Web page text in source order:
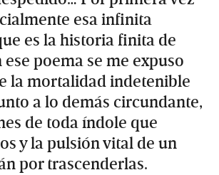
esa infinita
es la historia finita de
ese poema se me expuso
la mortalidad indetenible
a lo demás circundante,
de toda índole que
y la pulsión vital de un
por trascenderlas.